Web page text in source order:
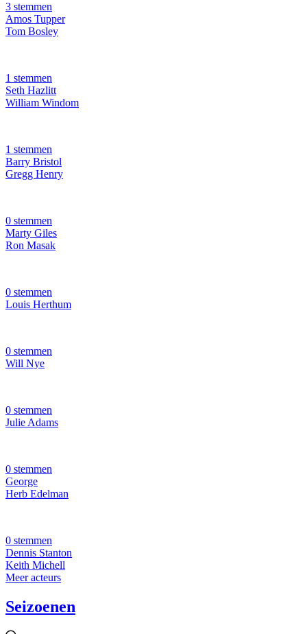
3 stemmen
Amos Tupper
Tom Bosley
1 stemmen
Seth Hazlitt
William Windom
1 stemmen
Barry Bristol
Gregg Henry
0 stemmen
Marty Giles
Ron Masak
0 stemmen
Louis Herthum
0 stemmen
Will Nye
0 stemmen
Julie Adams
0 stemmen
George
Herb Edelman
0 stemmen
Dennis Stanton
Keith Michell
Meer acteurs
Seizoenen